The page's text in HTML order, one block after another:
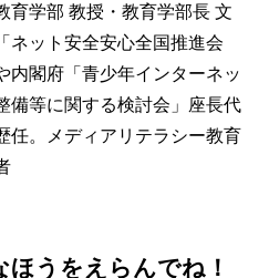
育学部 教授・教育学部長 文
ネット安全安心全国推進会
内閣府「青少年インターネッ
備等に関する検討会」座長代
任。メディアリテラシー教育
うをえらんでね！